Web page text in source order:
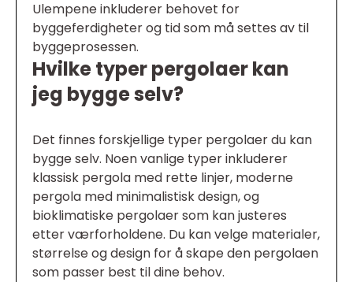
Ulempene inkluderer behovet for
byggeferdigheter og tid som må settes av til
byggeprosessen.
Hvilke typer pergolaer kan
jeg bygge selv?
Det finnes forskjellige typer pergolaer du kan
bygge selv. Noen vanlige typer inkluderer
klassisk pergola med rette linjer, moderne
pergola med minimalistisk design, og
bioklimatiske pergolaer som kan justeres
etter værforholdene. Du kan velge materialer,
størrelse og design for å skape den pergolaen
som passer best til dine behov.